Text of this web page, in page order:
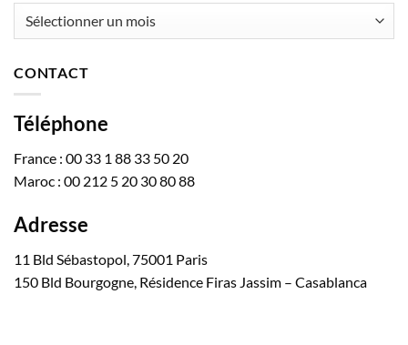
CONTACT
Téléphone
France : 00 33 1 88 33 50 20
Maroc : 00 212 5 20 30 80 88
Adresse
11 Bld Sébastopol, 75001 Paris
150 Bld Bourgogne, Résidence Firas Jassim – Casablanca